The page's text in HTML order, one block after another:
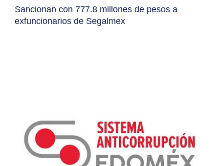
Sancionan con 777.8 millones de pesos a
exfuncionarios de Segalmex